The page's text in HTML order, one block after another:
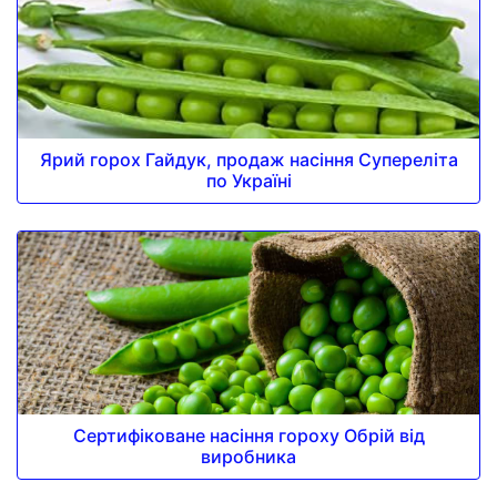
Ярий горох Гайдук, продаж насіння Супереліта
по Україні
Сертифіковане насіння гороху Обрій від
виробника